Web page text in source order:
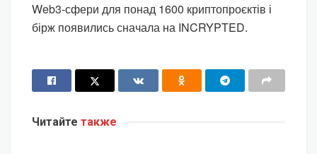
Web3-сфери для понад 1600 криптопроєктів і
бірж появились сначала на INCRYPTED.
Читайте также